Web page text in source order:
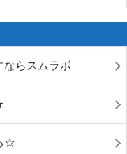
ならスムラボ
☆